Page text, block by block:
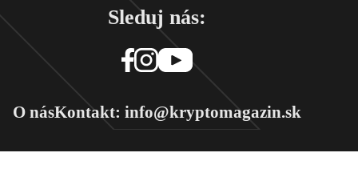
Sleduj nás:
O násKontakt: info@kryptomagazin.sk